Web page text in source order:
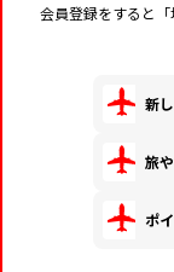
会員登録をすると
新
旅
ポ